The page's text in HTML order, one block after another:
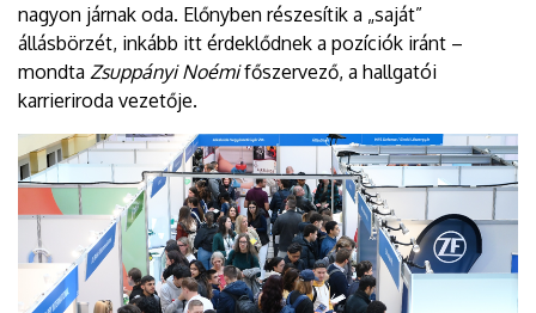
nagyon járnak oda. Előnyben részesítik a „saját”
állásbörzét, inkább itt érdeklődnek a pozíciók iránt –
mondta Zsuppányi Noémifőszervező, a hallgatói
karrieriroda vezetője.